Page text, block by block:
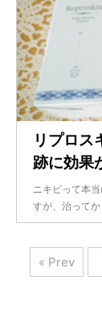
リプロス
跡に効果
ニキビって本
すが、治って
« Prev